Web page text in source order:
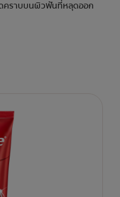
คราบบนผิวฟันที่หลุดออก